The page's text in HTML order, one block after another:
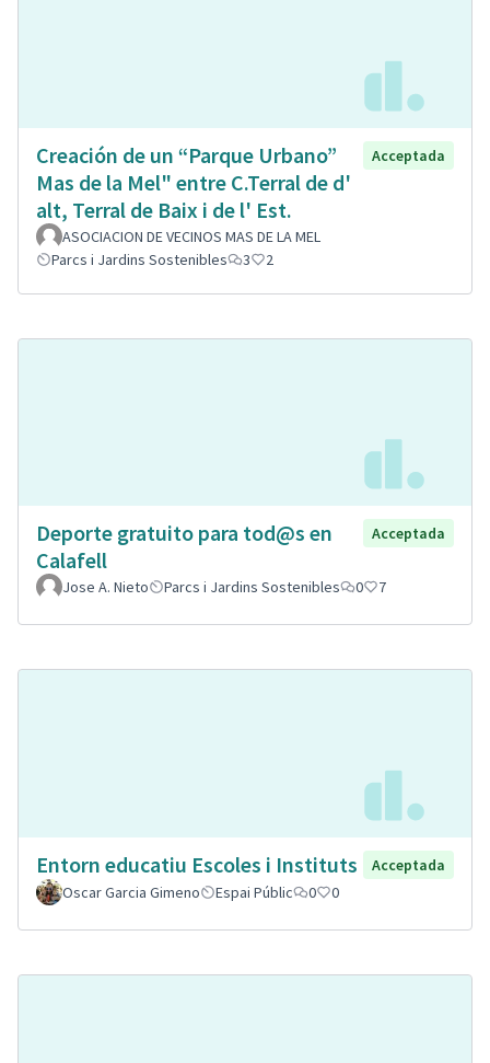
Creación de un “Parque Urbano”
Mas de la Mel" entre C.Terral de d'
alt, Terral de Baix i de l' Est.
Acceptada
ASOCIACION DE VECINOS MAS DE LA MEL
Parcs i Jardins Sostenibles
3 2
Deporte gratuito para tod@s en
Calafell
Acceptada
Jose A. Nieto Parcs i Jardins Sostenibles 0 7
Entorn educatiu Escoles i Instituts
Acceptada
Oscar Garcia Gimeno
Espai Públic 0 0